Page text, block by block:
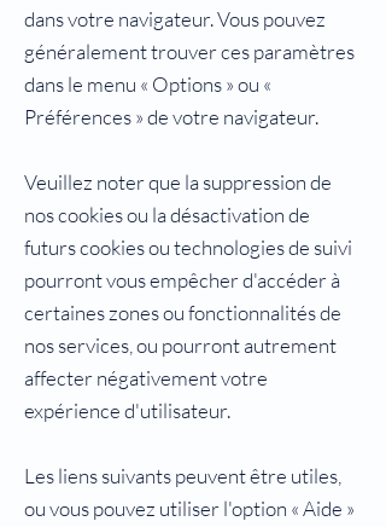
dans votre navigateur. Vous pouvez
généralement trouver ces paramètres
dans le menu « Options » ou «
Préférences » de votre navigateur.
Veuillez noter que la suppression de
nos cookies ou la désactivation de
futurs cookies ou technologies de suivi
pourront vous empêcher d'accéder à
certaines zones ou fonctionnalités de
nos services, ou pourront autrement
affecter négativement votre
expérience d'utilisateur.
Les liens suivants peuvent être utiles,
ou vous pouvez utiliser l'option « Aide »